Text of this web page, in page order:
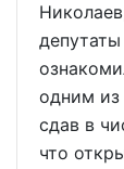
одним из
сдав в
что